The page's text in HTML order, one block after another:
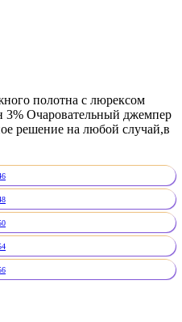
полотна с люрексом
3% Очаровательный джемпер
решение на любой случай,в